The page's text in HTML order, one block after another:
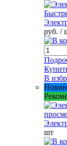
руб. /
В
шт